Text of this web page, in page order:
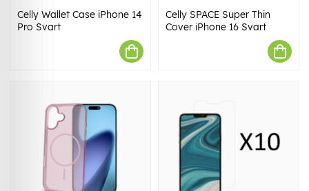
Celly Wallet Case iPhone 14
Pro Svart
Celly SPACE Super Thin
Cover iPhone 16 Svart